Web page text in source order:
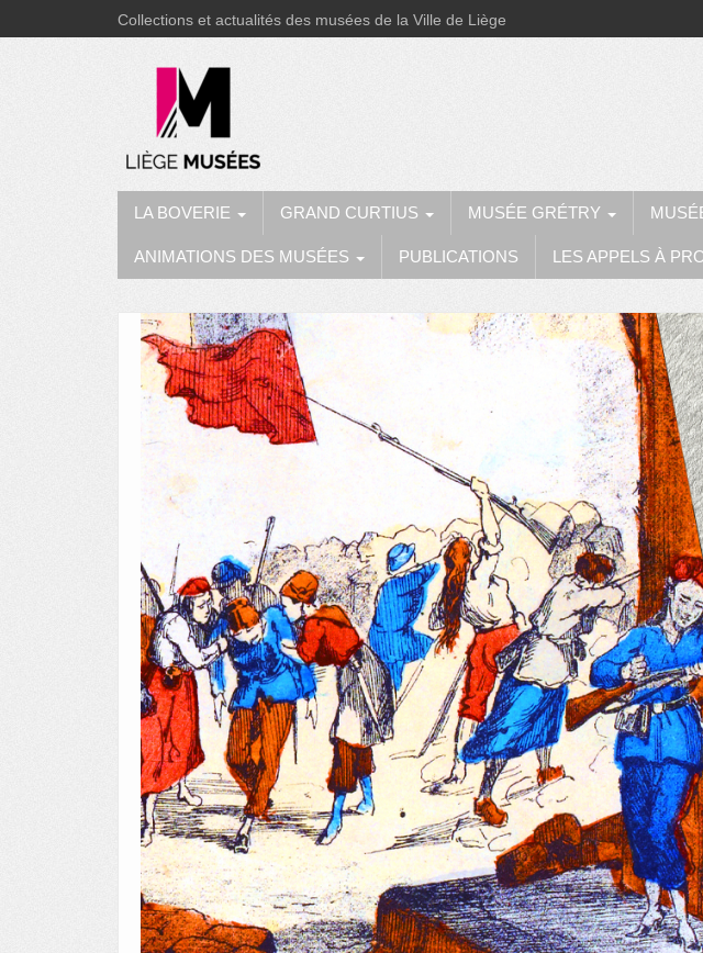
Collections et actualités des musées de la Ville de Liège
LA BOVERIE GRAND CURTIUS MUSÉE GRÉTRY
ANIMATIONS DES MUSÉES PUBLICATIONS LES APPELS À